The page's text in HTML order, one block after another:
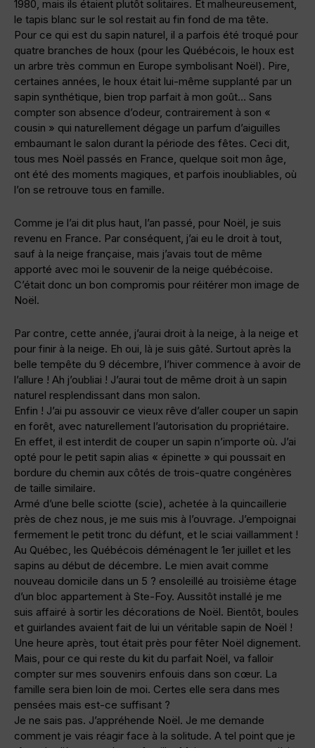
1980, mais ils étaient plutôt solitaires. Et malheureusement,
le tapis blanc sur le sol restait au fin fond de ma tête.
Pour ce qui est du sapin naturel, il a parfois été troqué pour
quatre branches de houx (pour les Québécois, le houx est
un arbre très commun en Europe symbolisant Noël). Pire,
certaines années, le houx était lui-même supplanté par un
sapin synthétique, bien trop parfait à mon goût… Sans
compter son absence d’odeur, contrairement à son «
cousin » qui naturellement dégage un parfum d’aiguilles
embaumant le salon durant la période des fêtes. Ceci dit,
tous mes Noël passés en France, quelque soit mon âge,
ont été des moments magiques, et parfois inoubliables, où
l’on se retrouve tous en famille.
Comme je l’ai dit plus haut, l’an passé, pour Noël, je suis
revenu en France. Par conséquent, j’ai eu le droit à tout,
sauf à la neige française, mais j’avais tout de même
apporté avec moi le souvenir de la neige québécoise.
C’était donc un bon compromis pour réitérer mon image de
Noël.
Par contre, cette année, j’aurai droit à la neige, à la neige et
pour finir à la neige. Eh oui, là je suis gâté. Surtout après la
belle tempête du 9 décembre, l’hiver commence à avoir de
l’allure ! Ah j’oubliai ! J’aurai tout de même droit à un sapin
naturel resplendissant dans mon salon.
Enfin ! J’ai pu assouvir ce vieux rêve d’aller couper un sapin
en forêt, avec naturellement l’autorisation du propriétaire.
En effet, il est interdit de couper un sapin n’importe où. J’ai
opté pour le petit sapin alias « épinette » qui poussait en
bordure du chemin aux côtés de trois-quatre congénères
de taille similaire.
Armé d’une belle sciotte (scie), achetée à la quincaillerie
près de chez nous, je me suis mis à l’ouvrage. J’empoignai
fermement le petit tronc du défunt, et le sciai vaillamment !
Au Québec, les Québécois déménagent le 1er juillet et les
sapins au début de décembre. Le mien avait comme
nouveau domicile dans un 5 ? ensoleillé au troisième étage
d’un bloc appartement à Ste-Foy. Aussitôt installé je me
suis affairé à sortir les décorations de Noël. Bientôt, boules
et guirlandes avaient fait de lui un véritable sapin de Noël !
Une heure après, tout était près pour fêter Noël dignement.
Mais, pour ce qui reste du kit du parfait Noël, va falloir
compter sur mes souvenirs enfouis dans son cœur. La
famille sera bien loin de moi. Certes elle sera dans mes
pensées mais est-ce suffisant ?
Je ne sais pas. J’appréhende Noël. Je me demande
comment je vais réagir face à la solitude. A tel point que je